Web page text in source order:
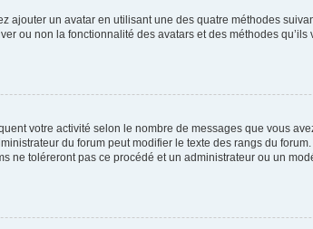
ajouter un avatar en utilisant une des quatre méthodes
ou non la fonctionnalité des avatars et des méthodes
votre activité selon le nombre de messages que vous
du forum peut modifier le texte des rangs du
ne toléreront pas ce procédé et un administrateur ou un